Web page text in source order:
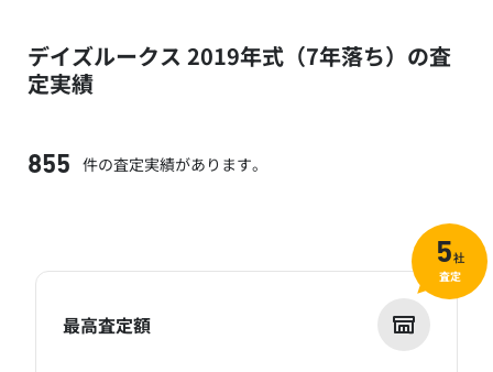
デイズルークス 2019年式（7年落ち）の査
定実績
855 件の査定実績があります。
最高査定額
5社
査定